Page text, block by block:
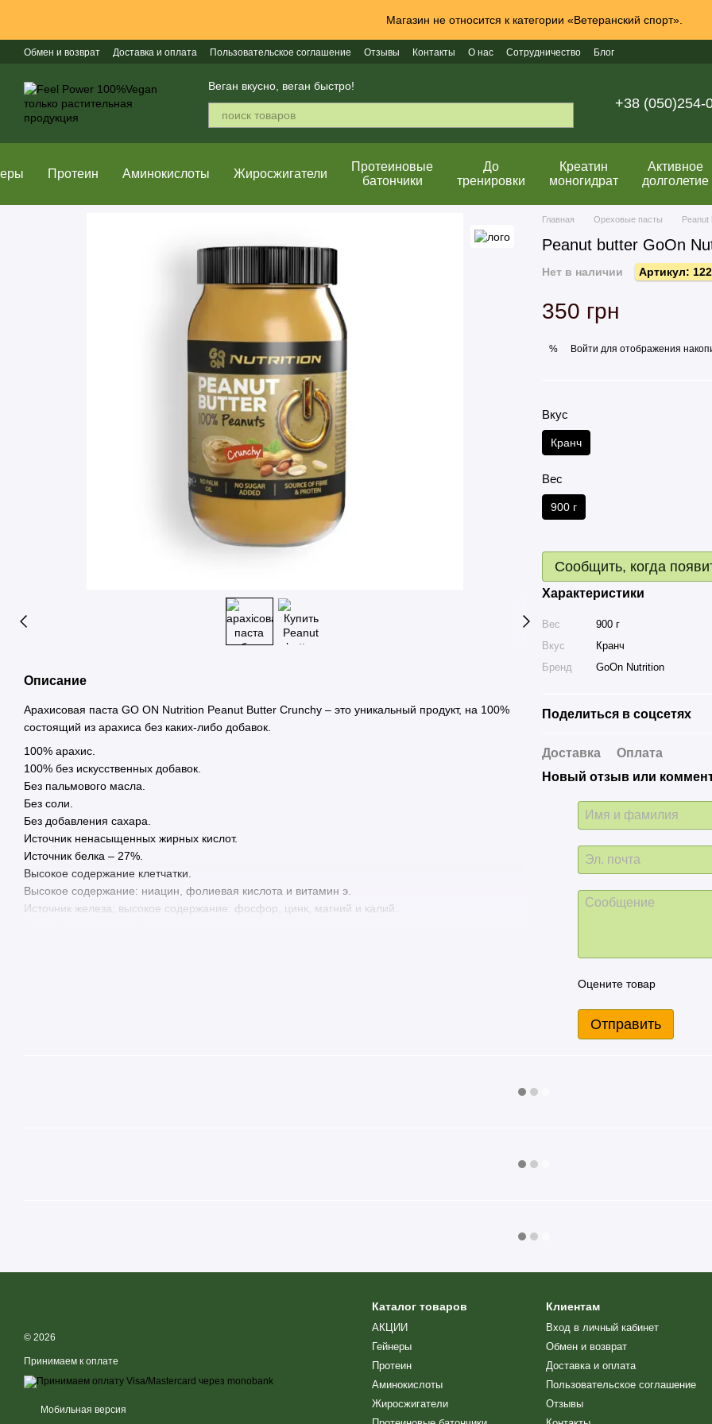
Магазин не относится к категории «Ветеранский спорт».
Обмен и возврат Доставка и оплата Пользовательское соглашение Отзывы Контакты О нас Сотрудничество
Блог
Веган вкусно, веган быстро!
+38 (050)254-
Протеин Аминокислоты Жиросжигатели
Протеиновые
батончики
До
тренировки
Креатин
моногидрат
Активное
долголетие
Описание
Арахисовая паста GO ON Nutrition Peanut Butter Crunchy – это уникальный продукт, на 100%
состоящий из арахиса без каких-либо добавок.
100% арахис.
100% без искусственных добавок.
Без пальмового масла.
Без соли.
Без добавления сахара.
Источник ненасыщенных жирных кислот.
Источник белка – 27%.
Высокое содержание клетчатки.
Высокое содержание: ниацин, фолиевая кислота и витамин э.
Источник железа; высокое содержание: фосфор, цинк, магний и калий.
Магний – 192 мг
Цинк – 3,3 мг
Составляющие:
Жареный арахис.
Главная Ореховые пасты Peanut
Peanut butter GoOn
Нет в наличии Артикул: 122
350 грн
% Войти для отображения
Вкус
Кранч
Вес
900 г
Сообщить, когда
Характеристики
Вес
900 г
Вкус
Кранч
Бренд
GoOn Nutrition
Поделиться в соцсетях
Доставка
Оплата
Новый отзыв или
Оцените товар
Отправить
© 2026
Принимаем к оплате
Мобильная версия
Каталог товаров
АКЦИИ
Гейнеры
Протеин
Аминокислоты
Жиросжигатели
Клиентам
Вход в личный кабинет
Обмен и возврат
Доставка и оплата
Пользовательское соглашение
Отзывы